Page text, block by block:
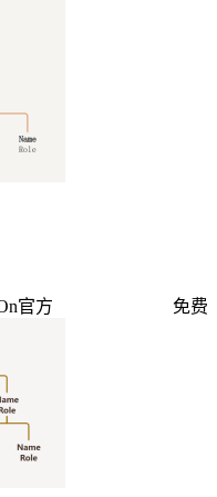
官方
免费